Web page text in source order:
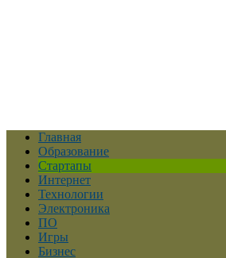
Главная
Образование
Стартапы
Интернет
Технологии
Электроника
ПО
Игры
Бизнес